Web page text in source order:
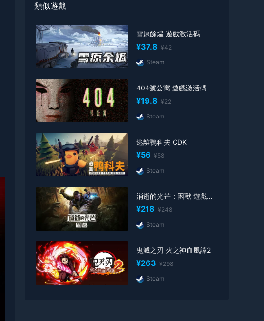
類似遊戲
雪原餘燼 遊戲激活碼
¥37.8 ¥42
Steam
404號公寓 遊戲激活碼
¥19.8 ¥22
Steam
逃離鴨科夫 CDK
¥56 ¥58
Steam
消逝的光芒：困獸 遊戲激活碼
¥218 ¥248
Steam
鬼滅之刃 火之神血風譚2
¥263 ¥298
Steam